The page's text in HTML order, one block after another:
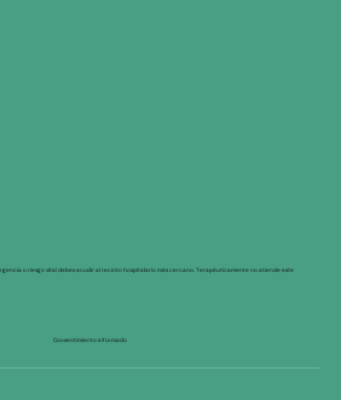
o riesgo vital debes acudir al recinto hospitalario más cercano. Terapéuticamente no atiende este
Consentimiento informado